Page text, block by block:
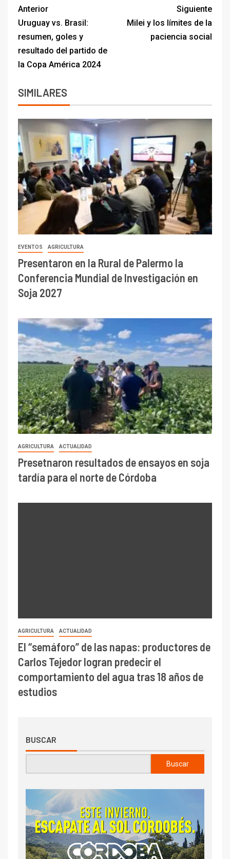
Anterior
Uruguay vs. Brasil:
resumen, goles y
resultado del partido de
la Copa América 2024
Siguiente
Milei y los límites de la
paciencia social
SIMILARES
EVENTOS AGRICULTURA
Presentaron en la Rural de Palermo la
Conferencia Mundial de Investigación en
Soja 2027
AGRICULTURA ACTUALIDAD
Presetnaron resultados de ensayos en soja
tardía para el norte de Córdoba
AGRICULTURA ACTUALIDAD
El “semáforo” de las napas: productores de
Carlos Tejedor logran predecir el
comportamiento del agua tras 18 años de
estudios
BUSCAR
Buscar